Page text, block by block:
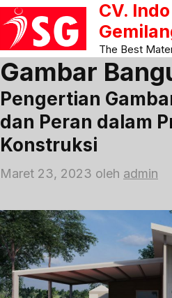
Langsung
ke
isi
CV.
The Best
Gambar
Pengertian
dan Peran dalam
Konstruksi
Maret 23, 2023 oleh admin